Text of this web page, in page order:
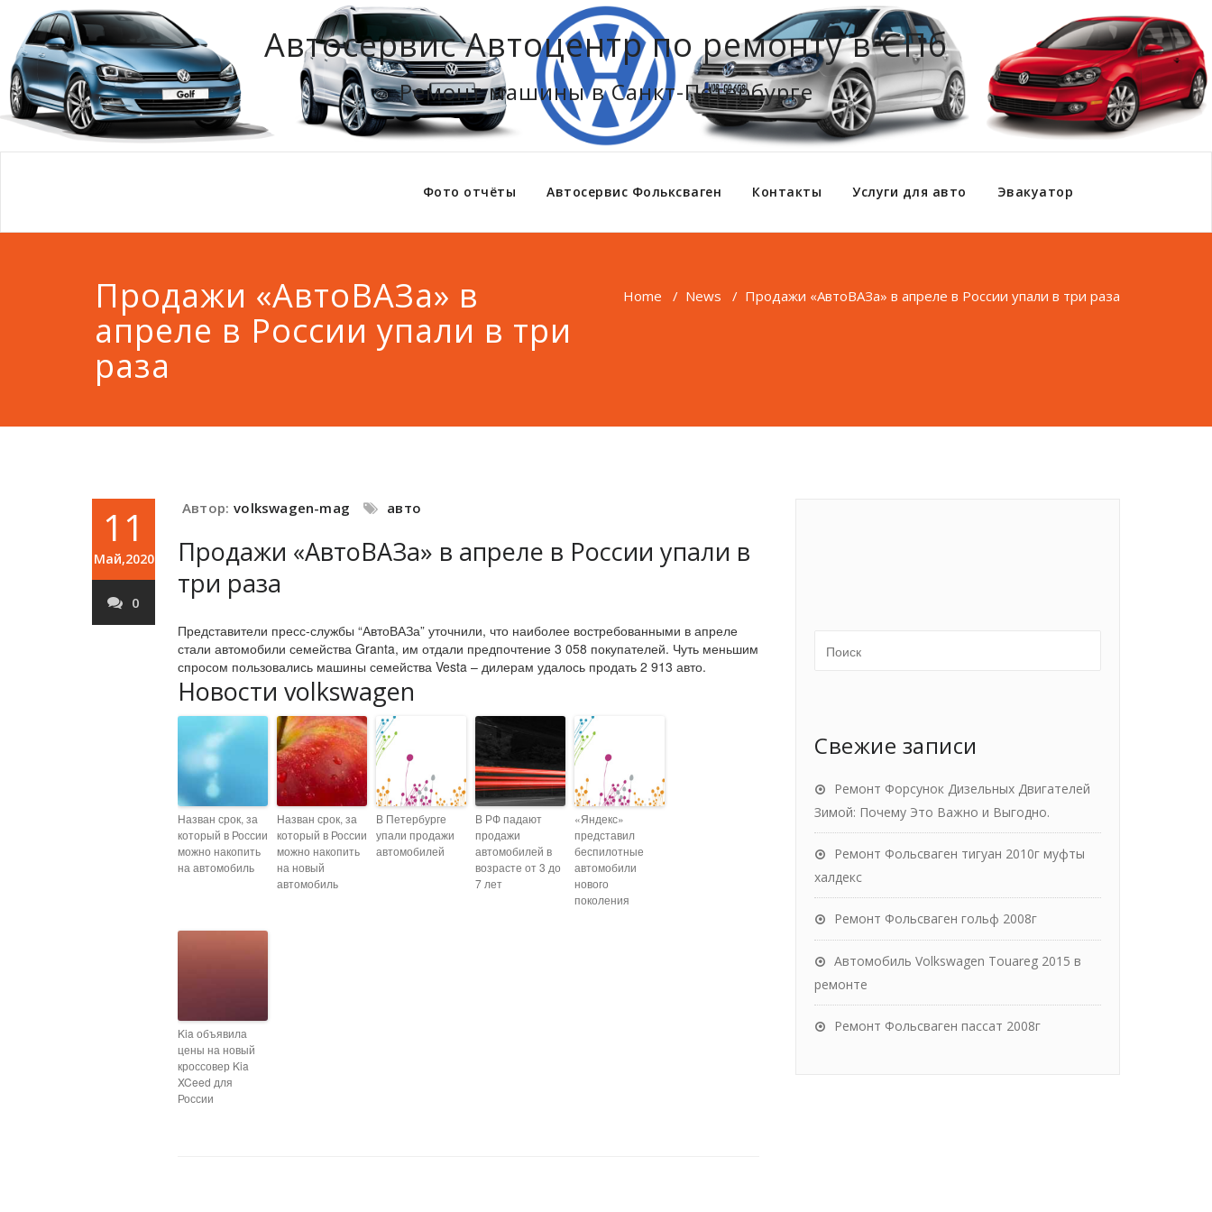
Автосервис Автоцентр по ремонту в СПб
Ремонт машины в Санкт-Петербурге
Фото отчёты Автосервис Фольксваген Контакты Услуги для авто Эвакуатор
Продажи «АвтоВАЗа» в
апреле в России упали в три
раза
Home / News / Продажи «АвтоВАЗа» в апреле в России упали в три раза
11
Май,2020
0
Автор: volkswagen-mag авто
Продажи «АвтоВАЗа» в апреле в России упали в
три раза
Представители пресс-службы “АвтоВАЗа” уточнили, что наиболее востребованными в апреле
стали автомобили семейства Granta, им отдали предпочтение 3 058 покупателей. Чуть меньшим
спросом пользовались машины семейства Vesta – дилерам удалось продать 2 913 авто.
Новости volkswagen
Назван срок, за
который в России
можно накопить
на автомобиль
Назван срок, за
который в России
можно накопить
на новый
автомобиль
В Петербурге
упали продажи
автомобилей
В РФ падают
продажи
автомобилей в
возрасте от 3 до
7 лет
«Яндекс»
представил
беспилотные
автомобили
нового
поколения
Kia объявила
цены на новый
кроссовер Kia
XCeed для
России
Свежие записи
Ремонт Форсунок Дизельных Двигателей
Зимой: Почему Это Важно и Выгодно.
Ремонт Фольсваген тигуан 2010г муфты
халдекс
Ремонт Фольсваген гольф 2008г
Автомобиль Volkswagen Touareg 2015 в
ремонте
Ремонт Фольсваген пассат 2008г